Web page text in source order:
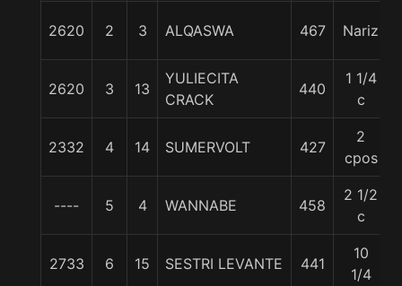
2620 2 3 ALQASWA 467 Nariz
2620 3 13
YULIECITA
CRACK
440
1 1/4
c
2332 4 14 SUMERVOLT 427
2
cpos
---- 5 4 WANNABE 458
2 1/2
c
2733 6 15 SESTRI LEVANTE 441
10
1/4